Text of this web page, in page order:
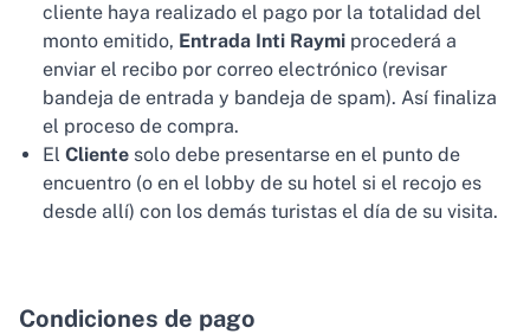
cliente haya realizado el pago por la totalidad del
monto emitido, Entrada Inti Raymi procederá a
enviar el recibo por correo electrónico (revisar
bandeja de entrada y bandeja de spam). Así finaliza
el proceso de compra.
El Cliente solo debe presentarse en el punto de
encuentro (o en el lobby de su hotel si el recojo es
desde allí) con los demás turistas el día de su visita.
Condiciones de pago